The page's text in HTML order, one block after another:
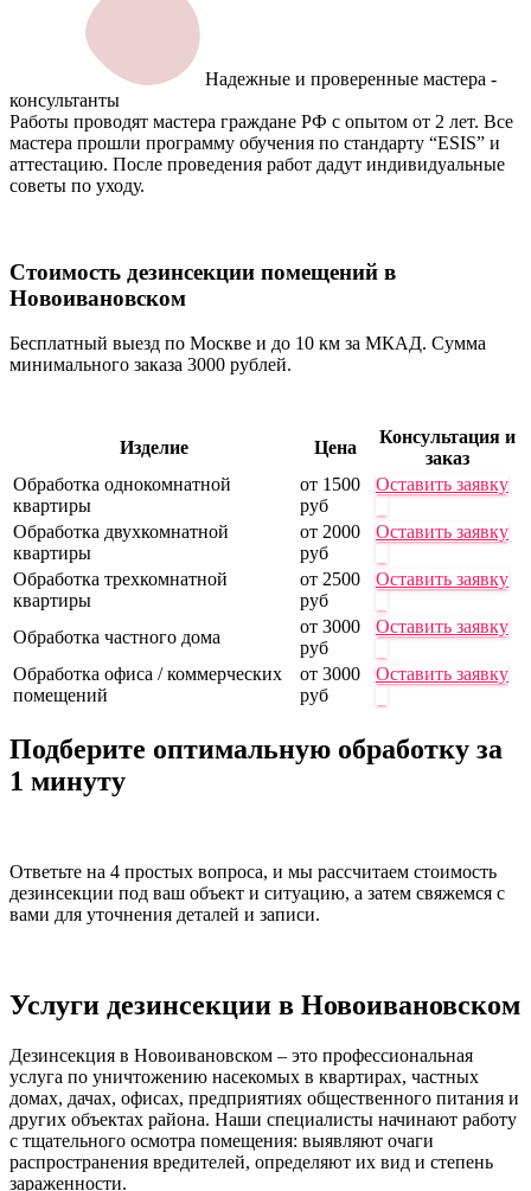
Надежные и проверенные мастера -
консультанты
Работы проводят мастера граждане РФ с опытом от 2 лет. Все
мастера прошли программу обучения по стандарту “ESIS” и
аттестацию. После проведения работ дадут индивидуальные
советы по уходу.
Стоимость дезинсекции помещений в
Новоивановском
Бесплатный выезд по Москве и до 10 км за МКАД. Сумма
минимального заказа 3000 рублей.
Изделие Цена
Консультация и
заказ
Обработка однокомнатной
квартиры
от 1500
руб
Оставить заявку
Обработка двухкомнатной
квартиры
от 2000
руб
Оставить заявку
Обработка трехкомнатной
квартиры
от 2500
руб
Оставить заявку
Обработка частного дома
от 3000
руб
Оставить заявку
Обработка офиса / коммерческих
помещений
от 3000
руб
Оставить заявку
Подберите оптимальную обработку за
1 минуту
Ответьте на 4 простых вопроса, и мы рассчитаем стоимость
дезинсекции под ваш объект и ситуацию, а затем свяжемся с
вами для уточнения деталей и записи.
Услуги дезинсекции в Новоивановском
Дезинсекция в Новоивановском – это профессиональная
услуга по уничтожению насекомых в квартирах, частных
домах, дачах, офисах, предприятиях общественного питания и
других объектах района. Наши специалисты начинают работу
с тщательного осмотра помещения: выявляют очаги
распространения вредителей, определяют их вид и степень
зараженности.